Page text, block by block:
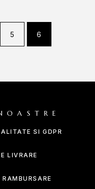
5 6
SI GDPR
LIVRARE